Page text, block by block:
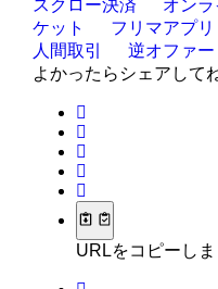
スクロー決済
オン
ケット
フリマアプリ
人間取引
逆オファー
よかったらシェアして
URLをコピーしま